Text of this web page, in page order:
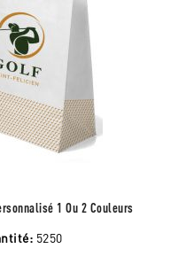
1 Ou 2 Couleurs
5250